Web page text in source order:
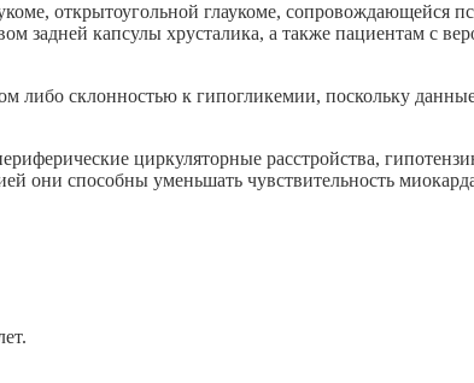
открытоугольной глаукоме, сопровождающейся
задней капсулы хрусталика, а также пациентам с
либо склонностью к гипогликемии, поскольку
циркуляторные расстройства,
они способны уменьшать чувствительность